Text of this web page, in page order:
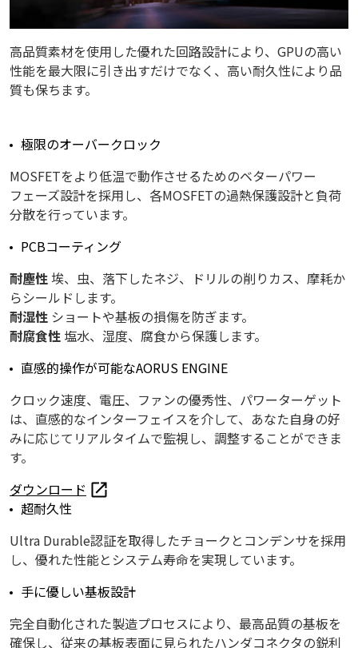
高品質素材を使用した優れた回路設計により、GPUの高い
性能を最大限に引き出すだけでなく、高い耐久性により品
質も保ちます。
極限のオーバークロック
MOSFETをより低温で動作させるためのベターパワー
フェーズ設計を採用し、各MOSFETの過熱保護設計と負荷
分散を行っています。
PCBコーティング
耐塵性埃、虫、落下したネジ、ドリルの削りカス、摩耗か
らシールドします。
耐湿性 ショートや基板の損傷を防ぎます。
耐腐食性 塩水、湿度、腐食から保護します。
直感的操作が可能なAORUS ENGINE
クロック速度、電圧、ファンの優秀性、パワーターゲット
は、直感的なインターフェイスを介して、あなた自身の好
みに応じてリアルタイムで監視し、調整することができま
す。
ダウンロード
超耐久性
Ultra Durable認証を取得したチョークとコンデンサを採用
し、優れた性能とシステム寿命を実現しています。
手に優しい基板設計
完全自動化された製造プロセスにより、最高品質の基板を
確保し、従来の基板表面に見られたハンダコネクタの鋭利